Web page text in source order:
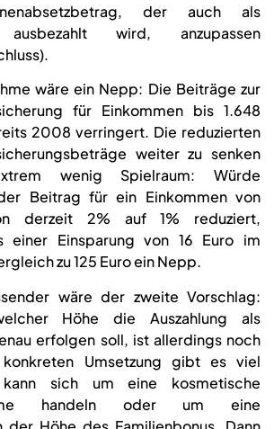
der auch als
ausbezahlt wird, anzupassen
wäre ein Nepp: Die Beiträge zur
für Einkommen bis 1.648
2008 verringert. Die reduzierten
weiter zu senken
wenig Spielraum: Würde
Beitrag für ein Einkommen von
derzeit 2% auf 1% reduziert,
einer Einsparung von 16 Euro im
zu 125 Euro ein Nepp.
wäre der zweite Vorschlag:
Höhe die Auszahlung als
erfolgen soll, ist allerdings noch
Umsetzung gibt es viel
sich um eine kosmetische
handeln oder um eine